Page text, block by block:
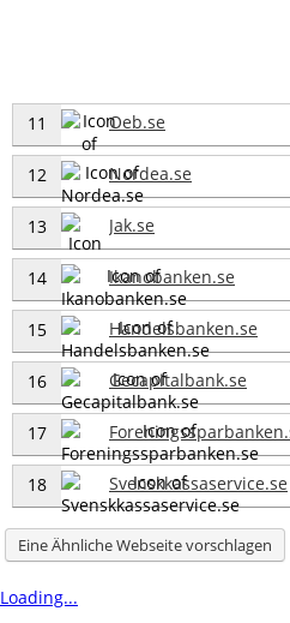
11 Oeb.se
12 Nordea.se
13 Jak.se
14 Ikanobanken.se
15 Handelsbanken.se
16 Gecapitalbank.se
17
18 Svenskkassaservice.se
Eine Ähnliche Webseite vorschlagen
Loading...